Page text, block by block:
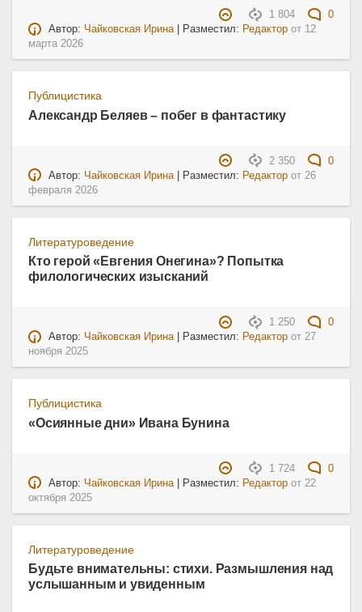
1 804
0
Автор: Чайковская Ирина| Разместил: Редактор от 12
марта 2026
Публицистика
Александр Беляев – побег в фантастику
2 350
0
Автор: Чайковская Ирина | Разместил: Редактор от 26
февраля 2026
Литературоведение
Кто герой «Евгения Онегина»? Попытка
филологических изысканий
1 250
0
Автор: Чайковская Ирина| Разместил: Редактор от27
ноября 2025
Публицистика
«Осиянные дни» Ивана Бунина
1 724
0
Автор: Чайковская Ирина | Разместил: Редактор от 22
октября 2025
Литературоведение
Будьте внимательны: стихи. Размышления над
услышанным и увиденным